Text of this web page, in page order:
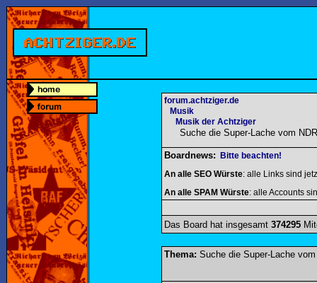
forum.achtziger.de
Musik
Musik der Achtziger
Suche die Super-Lache vom
Boardnews:
Bitte beachten!
An alle SEO Würste: alle Links sind
An alle SPAM Würste: alle Accounts
Das Board hat insgesamt 374295
Thema: Suche die Super-Lache